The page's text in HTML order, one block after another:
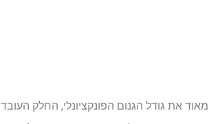
את גודל הגנום הפונקציונלי, החלק העובד